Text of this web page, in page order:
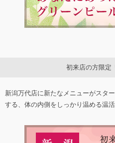
初来店の方限定
新潟万代店に新たなメニューがスタ
する、体の内側をしっかり温める温活